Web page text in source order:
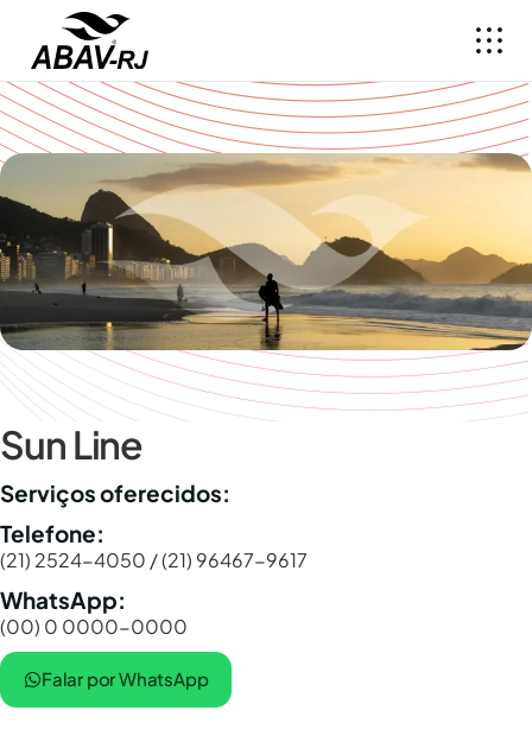
Sun Line
Serviços oferecidos:
Telefone:
(21) 2524-4050 / (21) 96467-9617
WhatsApp:
(00) 0 0000-0000
Falar por WhatsApp